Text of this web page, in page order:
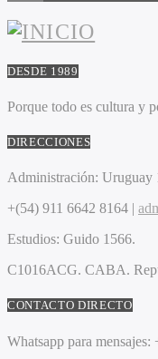
DESDE 1989
Porque todo es cultura y
DIRECCIONES
Administración: Uruguay
+(54) 911 6642 8164 |
Estudios: Guido 1566.
C1016ACG. CABA.
CONTACTO DIRECTO
Whatsapp para mensajes: